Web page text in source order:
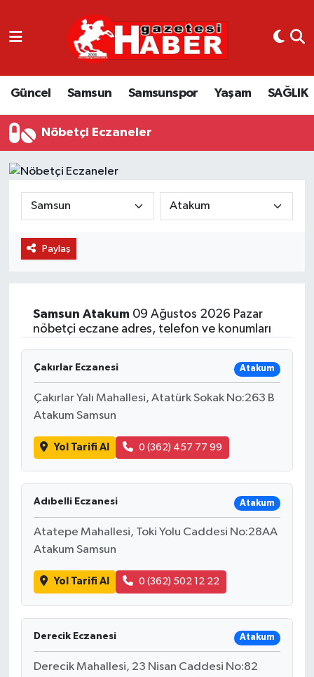
Güncel Samsun Samsunspor Yaşam SAĞLIK
Nöbetçi Eczaneler
Paylaş
Samsun Atakum09 Ağustos 2026 Pazar
nöbetçi eczane adres, telefon ve konumları
Çakırlar Eczanesi Atakum
Çakırlar Yalı Mahallesi, Atatürk Sokak No:263 B
Atakum Samsun
Yol Tarifi Al 0 (362) 457 77 99
Adıbelli Eczanesi Atakum
Atatepe Mahallesi, Toki Yolu Caddesi No:28AA
Atakum Samsun
Yol Tarifi Al 0 (362) 502 12 22
Derecik Eczanesi Atakum
Derecik Mahallesi, 23 Nisan Caddesi No:82
GÜNCEL
SAMSUN
YAŞAM